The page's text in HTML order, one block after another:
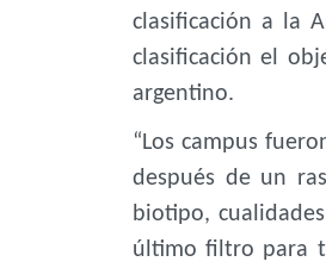
clasificación a la
clasificación el
argentino.
“Los campus
después de un
biotipo,
último filtro para